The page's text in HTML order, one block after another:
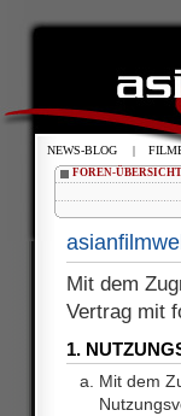
FOREN-ÜBERSICHT
Mit dem
Vertrag mit
1.
Mit dem
NEWS-BLOG |